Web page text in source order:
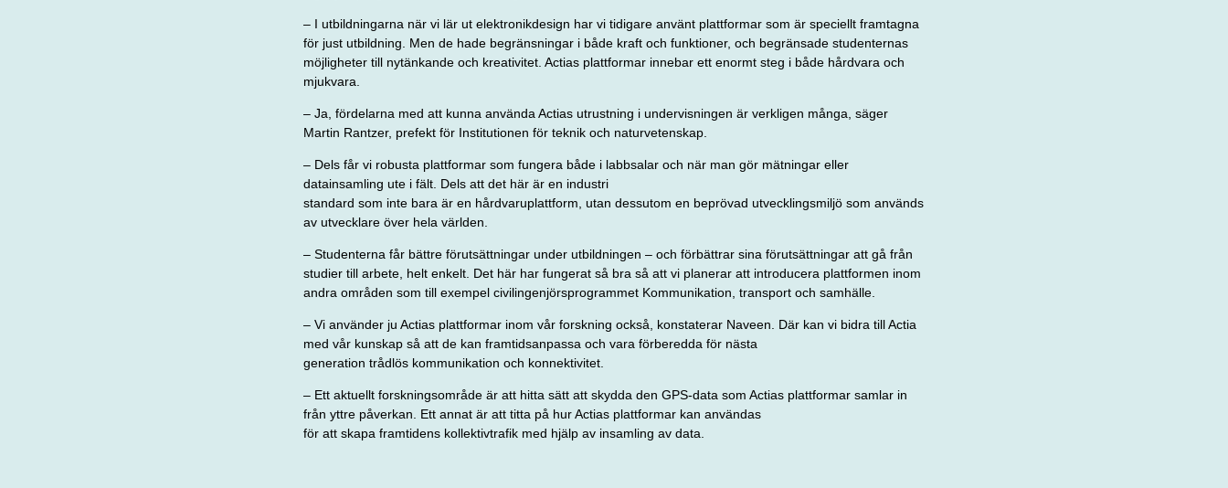
– I utbildningarna när vi lär ut elektronikdesign har vi tidigare använt plattformar som är speciellt framtagna
för just utbildning. Men de hade begränsningar i både kraft och funktioner, och begränsade studenternas
möjligheter till nytänkande och kreativitet. Actias plattformar innebar ett enormt steg i både hårdvara och
mjukvara.
– Ja, fördelarna med att kunna an­vända Actias utrustning i under­visningen är verkligen många, säger
Martin Rantzer, prefekt för Institutionen för teknik och naturvetenskap.
– Dels får vi robusta plattformar som fungera både i labbsalar och när man gör mätningar eller
datainsamling ute i fält. Dels att det här är en industri­
standard som inte bara är en hårdvaruplattform, utan dessutom en beprövad utvecklingsmiljö som används
av utvecklare över hela världen.
– Studenterna får bättre förutsättningar under utbildningen – och förbättrar sina förutsättningar att gå från
studier till arbete, helt enkelt. Det här har fungerat så bra så att vi planerar att introducera plattformen inom
andra områden som till exempel civilingenjörs­programmet Kommunikation, transport och samhälle.
– Vi använder ju Actias plattformar inom vår forskning också, konstaterar Naveen. Där kan vi bidra till Actia
med vår kunskap så att de kan framtids­anpassa och vara förberedda för nästa
generation trådlös kommunikation och konnektivitet.
– Ett aktuellt forskningsområde är att hitta sätt att skydda den GPS-data som Actias plattformar samlar in
från yttre påverkan. Ett annat är att titta på hur Actias plattformar kan användas
för att skapa framtidens kollektivtrafik med hjälp av insamling av data.